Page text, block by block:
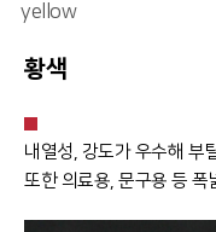
yellow
황색
내열성, 강도가 우수해 부
또한 의료용, 문구용 등 폭